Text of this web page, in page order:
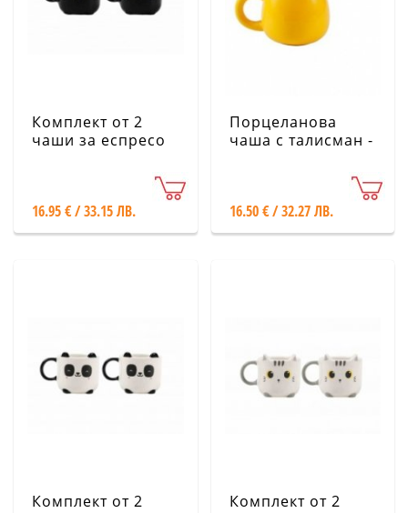
Комплект от 2
чаши за еспресо
16.95 € / 33.15 ЛВ.
Порцеланова
чаша с талисман -
16.50 € / 32.27 ЛВ.
Комплект от 2
Комплект от 2